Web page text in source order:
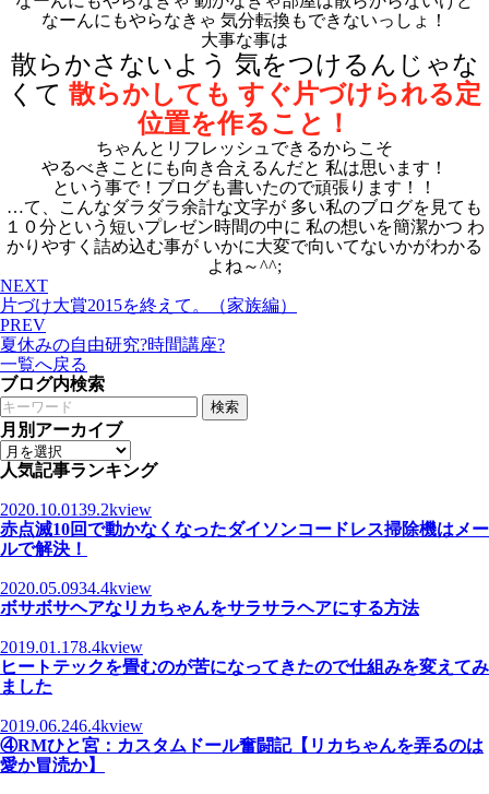
なーんにもやらなきゃ 気分転換もできないっしょ！
大事な事は
散らかさないよう 気をつけるんじゃな
くて 散らかしても すぐ片づけられる定
位置を作ること！
ちゃんとリフレッシュできるからこそ
やるべきことにも向き合えるんだと 私は思います！
という事で！ブログも書いたので頑張ります！！
…て
、こんなダラダラ余計な文字が 多い私のブログを見ても
１０分という短いプレゼン時間の中に 私の想いを簡潔かつ わ
かりやすく詰め込む事が いかに大変で向いてないかがわかる
よね～^^;
NEXT
片づけ大賞2015を終えて。（家族編）
PREV
夏休みの自由研究?時間講座?
一覧へ戻る
ブログ内検索
検索
月別アーカイブ
人気記事ランキング
2020.10.0139.2kview
赤点滅10回で動かなくなったダイソンコードレス掃除機はメー
ルで解決！
2020.05.0934.4kview
ボサボサヘアなリカちゃんをサラサラヘアにする方法
2019.01.178.4kview
ヒートテックを畳むのが苦になってきたので仕組みを変えてみ
ました
2019.06.246.4kview
④RMひと宮：カスタムドール奮闘記【リカちゃんを弄るのは
愛か冒涜か】